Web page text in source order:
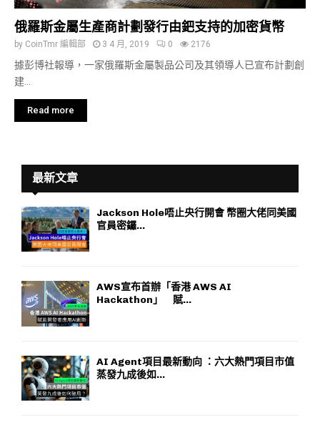
俄羅斯金屬生產商計劃發行由鈀支持的加密貨幣
by CoinTmr 編輯部 3 4 月, 2019 0 2176
據彭博社報導，一家俄羅斯金屬製品公司及其領導人已宣布計劃創
建...
Read more
最新文章
Jackson Hole唔止央行開會 幣圈大佬同美國
官員密鑼...
AWS宣布首辦「香港 AWS AI
Hackathon」 賦...
AI Agent項目最新動向 ：六大熱門項目市值
蒸發九成後如...